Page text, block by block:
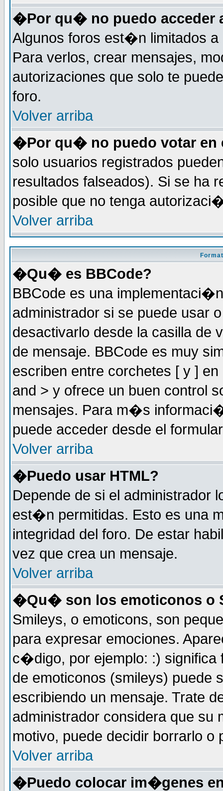
�Por qu� no puedo acceder
Algunos foros est�n limitados
Para verlos, crear mensajes,
autorizaciones que solo te
foro.
Volver arriba
�Por qu� no puedo votar en
solo usuarios registrados
resultados falseados). Si se ha
posible que no tenga
Volver arriba
�Qu� es BBCode?
BBCode es una
administrador si se puede usar
desactivarlo desde la casilla de
de mensaje. BBCode es muy
escriben entre corchetes [ y ]
and > y ofrece un buen control
mensajes. Para m�s
puede acceder desde el
Volver arriba
�Puedo usar HTML?
Depende de si el
est�n permitidas. Esto es una
integridad del foro. De estar
vez que crea un mensaje.
Volver arriba
�Qu� son los emoticonos o
Smileys, o emoticons, son
para expresar emociones.
c�digo, por ejemplo: :) significa
de emoticonos (smileys)
escribiendo un mensaje. Trate
administrador considera que su
motivo, puede decidir borrarlo o
Volver arriba
�Puedo colocar im�genes